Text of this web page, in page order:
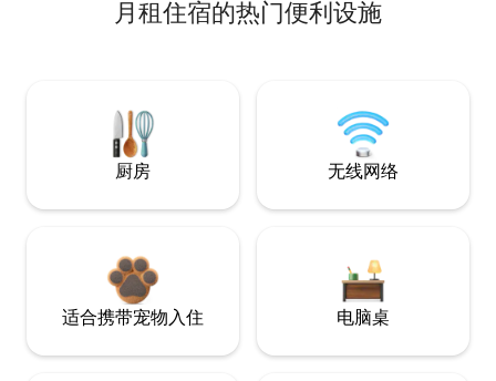
月租住宿的热门便利设施
厨房 无线网络
适合携带宠物入住 电脑桌